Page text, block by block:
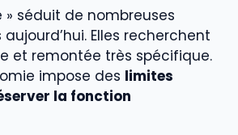
» séduit de nombreuses
Elles recherchent
et remontée très spécifique.
impose des limites
la fonction